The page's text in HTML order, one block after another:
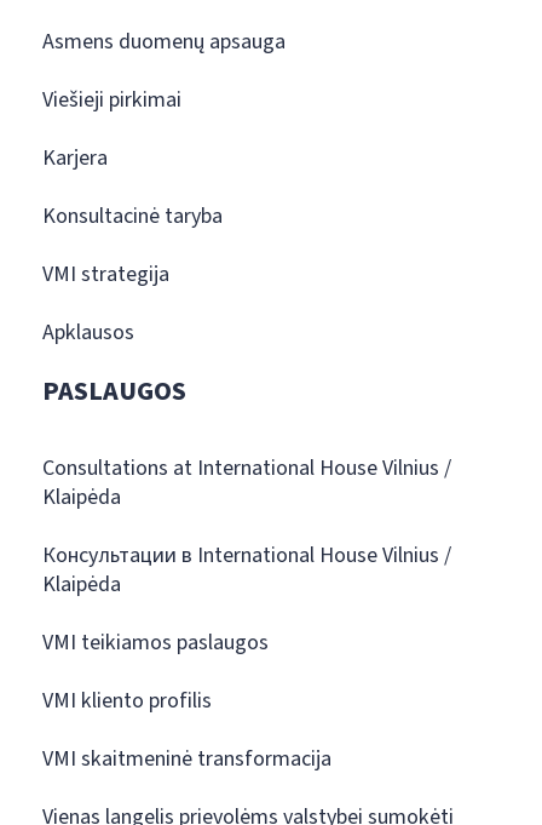
Asmens duomenų apsauga
Viešieji pirkimai
Karjera
Konsultacinė taryba
VMI strategija
Apklausos
PASLAUGOS
Consultations at International House Vilnius /
Klaipėda
Консультации в International House Vilnius /
Klaipėda
VMI teikiamos paslaugos
VMI kliento profilis
VMI skaitmeninė transformacija
Vienas langelis prievolėms valstybei sumokėti